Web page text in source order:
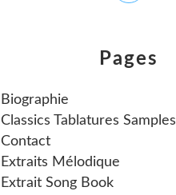
Pages
Biographie
Classics Tablatures Samples
Contact
Extraits Mélodique
Extrait Song Book